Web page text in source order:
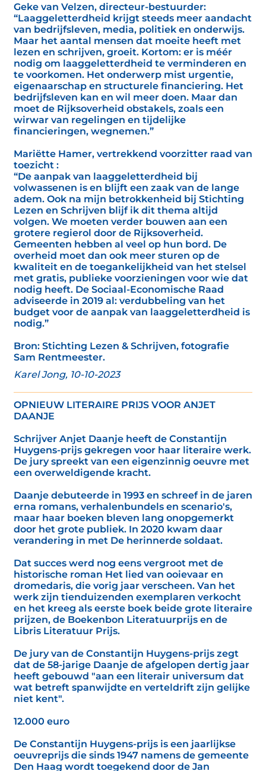
Geke van Velzen, directeur-bestuurder:
“Laaggeletterdheid krijgt steeds meer aandacht
van bedrijfsleven, media, politiek en onderwijs.
Maar het aantal mensen dat moeite heeft met
lezen en schrijven, groeit. Kortom: er is méér
nodig om laaggeletterdheid te verminderen en
te voorkomen. Het onderwerp mist urgentie,
eigenaarschap en structurele financiering. Het
bedrijfsleven kan en wil meer doen. Maar dan
moet de Rijksoverheid obstakels, zoals een
wirwar van regelingen en tijdelijke
financieringen, wegnemen.”
Mariëtte Hamer, vertrekkend voorzitter raad van
toezicht :
“De aanpak van laaggeletterdheid bij
volwassenen is en blijft een zaak van de lange
adem. Ook na mijn betrokkenheid bij Stichting
Lezen en Schrijven blijf ik dit thema altijd
volgen. We moeten verder bouwen aan een
grotere regierol door de Rijksoverheid.
Gemeenten hebben al veel op hun bord. De
overheid moet dan ook meer sturen op de
kwaliteit en de toegankelijkheid van het stelsel
met gratis, publieke voorzieningen voor wie dat
nodig heeft. De Sociaal-Economische Raad
adviseerde in 2019 al: verdubbeling van het
budget voor de aanpak van laaggeletterdheid is
nodig.”
Bron: Stichting Lezen & Schrijven, fotografie
Sam Rentmeester.
Karel Jong, 10-10-2023
OPNIEUW LITERAIRE PRIJS VOOR ANJET
DAANJE
Schrijver Anjet Daanje heeft de Constantijn
Huygens-prijs gekregen voor haar literaire werk.
De jury spreekt van een eigenzinnig oeuvre met
een overweldigende kracht.
Daanje debuteerde in 1993 en schreef in de jaren
erna romans, verhalenbundels en scenario's,
maar haar boeken bleven lang onopgemerkt
door het grote publiek. In 2020 kwam daar
verandering in met De herinnerde soldaat.
Dat succes werd nog eens vergroot met de
historische roman Het lied van ooievaar en
dromedaris, die vorig jaar verscheen. Van het
werk zijn tienduizenden exemplaren verkocht
en het kreeg als eerste boek beide grote literaire
prijzen, de Boekenbon Literatuurprijs en de
Libris Literatuur Prijs.
De jury van de Constantijn Huygens-prijs zegt
dat de 58-jarige Daanje de afgelopen dertig jaar
heeft gebouwd "aan een literair universum dat
wat betreft spanwijdte en verteldrift zijn gelijke
niet kent".
12.000 euro
De Constantijn Huygens-prijs is een jaarlijkse
oeuvreprijs die sinds 1947 namens de gemeente
Den Haag wordt toegekend door de Jan